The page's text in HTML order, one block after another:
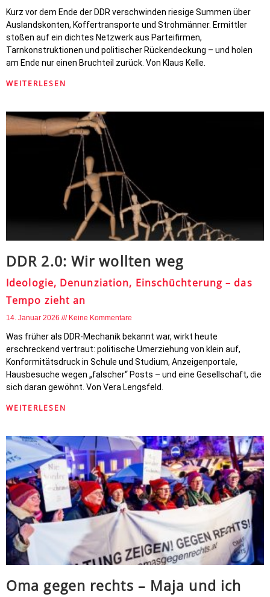
Kurz vor dem Ende der DDR verschwinden riesige Summen über
Auslandskonten, Koffertransporte und Strohmänner. Ermittler
stoßen auf ein dichtes Netzwerk aus Parteifirmen,
Tarnkonstruktionen und politischer Rückendeckung – und holen
am Ende nur einen Bruchteil zurück. Von Klaus Kelle.
WEITERLESEN
DDR 2.0: Wir wollten weg
Ideologie, Denunziation, Einschüchterung – das
Tempo zieht an
14. Januar 2026 Keine Kommentare
Was früher als DDR-Mechanik bekannt war, wirkt heute
erschreckend vertraut: politische Umerziehung von klein auf,
Konformitätsdruck in Schule und Studium, Anzeigenportale,
Hausbesuche wegen „falscher“ Posts – und eine Gesellschaft, die
sich daran gewöhnt. Von Vera Lengsfeld.
WEITERLESEN
Oma gegen rechts – Maja und ich